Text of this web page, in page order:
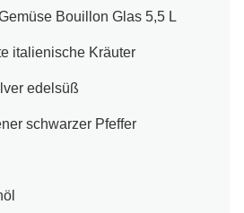
Bouillon Glas 5,5 L
italienische Kräuter
edelsüß
schwarzer Pfeffer